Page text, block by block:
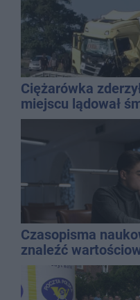
Ciężarówka
miejscu lądował
Czasopisma
znaleźć